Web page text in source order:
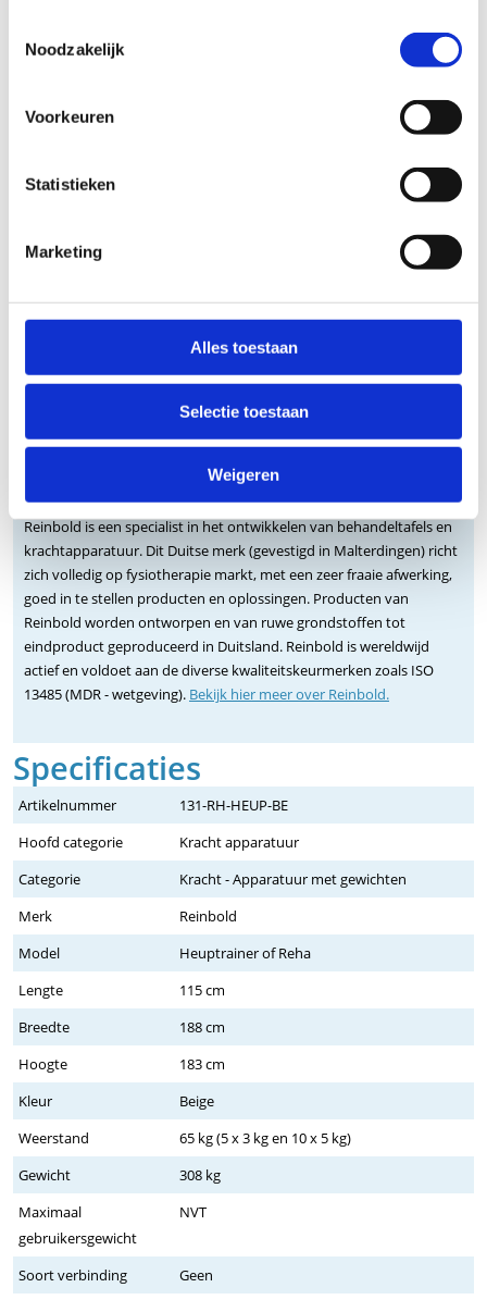
Noodzakelijk
Voorkeuren
Statistieken
Marketing
Alles toestaan
Selectie toestaan
Weigeren
De Fabrikant Reinbold
Reinbold is een specialist in het ontwikkelen van behandeltafels en
krachtapparatuur. Dit Duitse merk (gevestigd in Malterdingen) richt
zich volledig op fysiotherapie markt, met een zeer fraaie afwerking,
goed in te stellen producten en oplossingen. Producten van
Reinbold worden ontworpen en van ruwe grondstoffen tot
eindproduct geproduceerd in Duitsland. Reinbold is wereldwijd
actief en voldoet aan de diverse kwaliteitskeurmerken zoals ISO
13485 (MDR - wetgeving). Bekijk hier meer over Reinbold.
Specificaties
Artikelnummer
131-RH-HEUP-BE
Hoofd categorie
Kracht apparatuur
Categorie
Kracht - Apparatuur met gewichten
Merk
Reinbold
Model
Heuptrainer of Reha
Lengte
115 cm
Breedte
188 cm
Hoogte
183 cm
Kleur
Beige
Weerstand
65 kg (5 x 3 kg en 10 x 5 kg)
Gewicht
308 kg
Maximaal
gebruikersgewicht
NVT
Soort verbinding
Geen